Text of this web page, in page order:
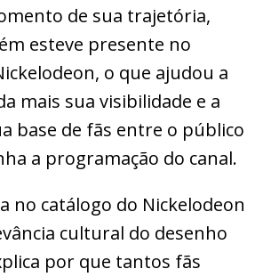
de sua trajetória,
esteve presente no
o que ajudou a
mais sua visibilidade e a
base de fãs entre o público
a programação do canal.
no catálogo do Nickelodeon
cultural do desenho
por que tantos fãs